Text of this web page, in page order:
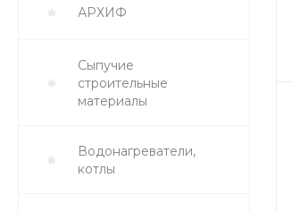
АРХИФ
Сыпучие
строительные
материалы
Водонагреватели,
котлы